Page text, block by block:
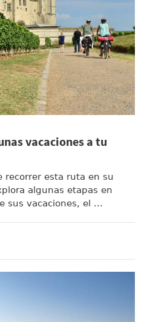
vacaciones a tu
recorrer esta ruta en su
algunas etapas en
sus vacaciones, el ...